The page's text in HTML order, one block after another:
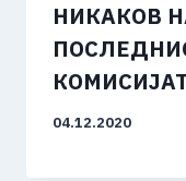
НИКАКОВ
04.12.2020